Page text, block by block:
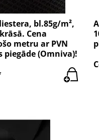
bl.85g/m²,
Cena
metru ar PVN
piegāde (Omniva)!